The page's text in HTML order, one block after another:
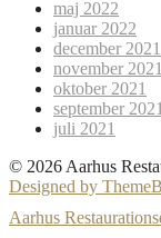
maj 2022
januar 2022
december 2021
november 2021
oktober 2021
september 2021
juli 2021
© 2026 Aarhus
Designed by
Aarhus